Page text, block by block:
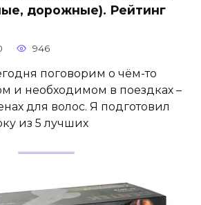
дорожные). Рейтинг
946
поговорим о чём-то
и необходимом в поездках –
для волос. Я подготовил
из 5 лучших